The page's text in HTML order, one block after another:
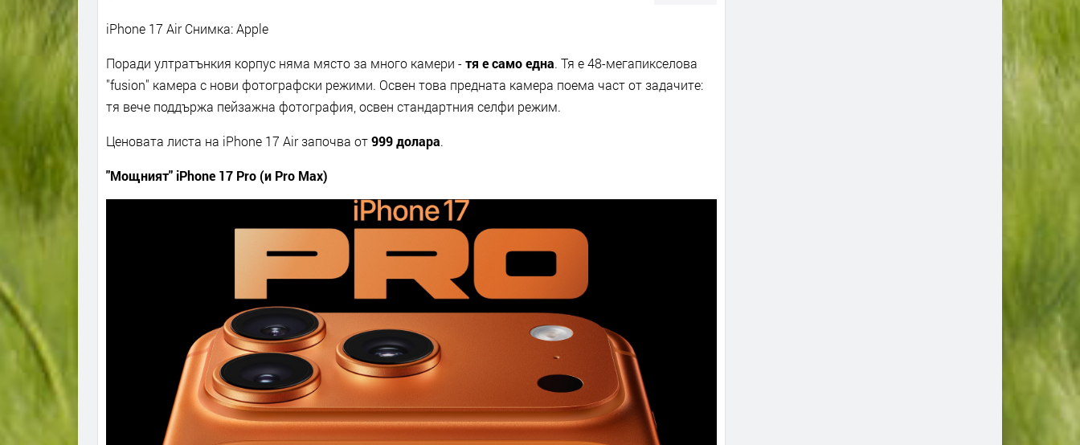
iPhone 17 Air Снимка: Apple
Поради ултратънкия корпус няма място за много камери -тя е само една. Тя е 48-мегапикселова
"fusion" камера с нови фотографски режими. Освен това предната камера поема част от задачите:
тя вече поддържа пейзажна фотография, освен стандартния селфи режим.
Ценовата листа на iPhone 17 Air започва от999 долара.
"Мощният" iPhone 17 Pro (и Pro Max)